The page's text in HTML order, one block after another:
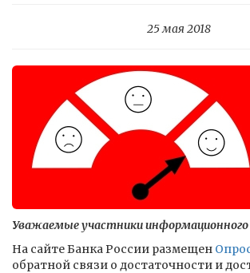
25 мая 2018
Уважаемые участники
На сайте Банка России размещен
обратной связи о достаточности и